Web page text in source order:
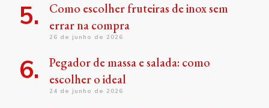
Como escolher fruteiras de inox sem
errar na compra
26 de junho de 2026
Pegador de massa e salada: como
escolher o ideal
24 de junho de 2026